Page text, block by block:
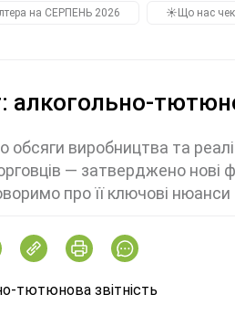
на СЕРПЕНЬ 2026 ☀️Що нас
алкогольно-
обсяги виробництва та
— затверджено
про її ключові нюанси